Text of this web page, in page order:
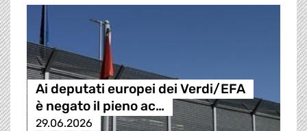
Ai deputati europei dei Verdi/EFA
è negato il pieno ac…
29.06.2026